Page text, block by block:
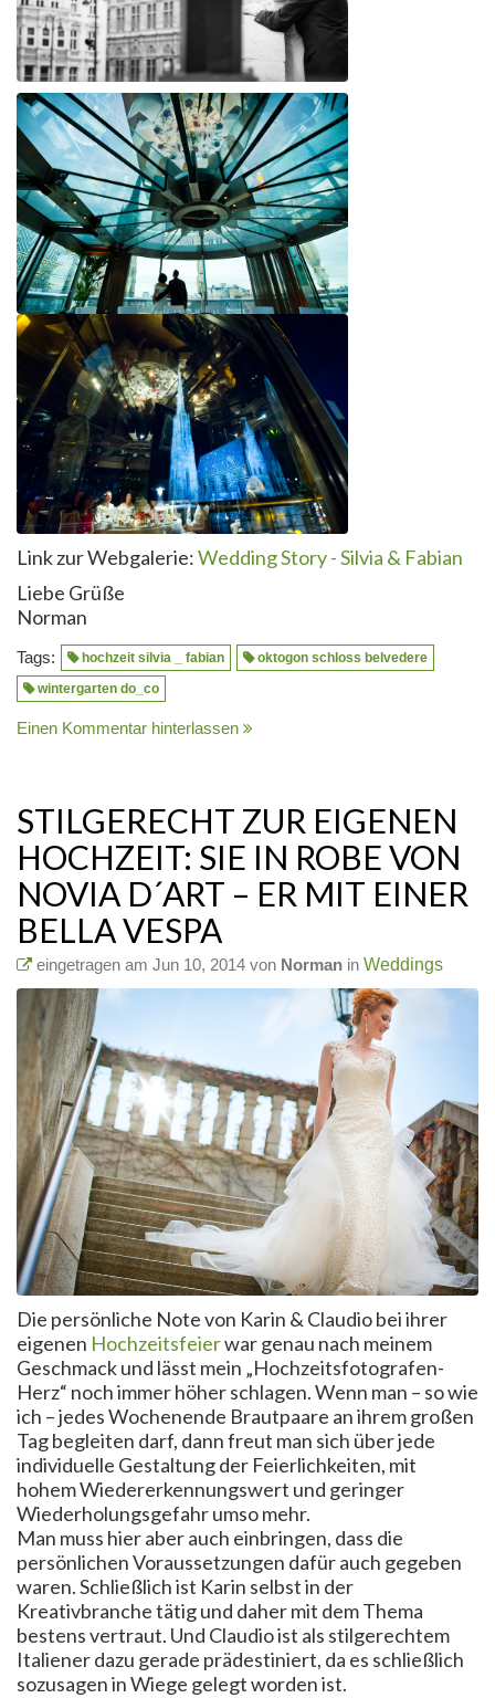
Link zur Webgalerie:Wedding Story - Silvia & Fabian
Liebe Grüße
Norman
Tags: hochzeit silvia _ fabian
oktogon schloss belvedere
wintergarten do_co
Einen Kommentar hinterlassen
STILGERECHT ZUR EIGENEN
HOCHZEIT: SIE IN ROBE VON
NOVIA D´ART – ER MIT EINER
BELLA VESPA
eingetragen am Jun 10, 2014 von Norman in Weddings
Die persönliche Note von Karin & Claudio bei ihrer
eigenen Hochzeitsfeierwar genau nach meinem
Geschmack und lässt mein „Hochzeitsfotografen-
Herz“ noch immer höher schlagen. Wenn man – so wie
ich – jedes Wochenende Brautpaare an ihrem großen
Tag begleiten darf, dann freut man sich über jede
individuelle Gestaltung der Feierlichkeiten, mit
hohem Wiedererkennungswert und geringer
Wiederholungsgefahr umso mehr.
Man muss hier aber auch einbringen, dass die
persönlichen Voraussetzungen dafür auch gegeben
waren. Schließlich ist Karin selbst in der
Kreativbranche tätig und daher mit dem Thema
bestens vertraut. Und Claudio ist als stilgerechtem
Italiener dazu gerade prädestiniert, da es schließlich
sozusagen in Wiege gelegt worden ist.